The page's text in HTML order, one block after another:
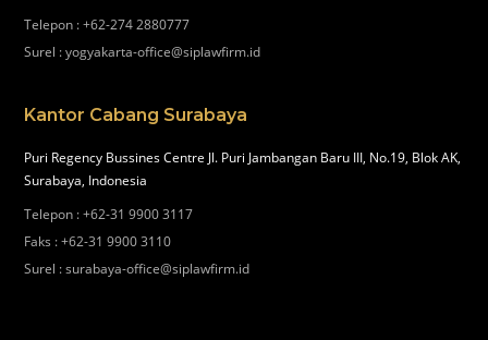
Telepon :+62-274 2880777
Surel :yogyakarta-office@siplawfirm.id
Kantor Cabang Surabaya
Puri Regency Bussines Centre Jl. Puri Jambangan Baru III, No.19, Blok AK,
Surabaya, Indonesia
Telepon :+62-31 9900 3117
Faks :+62-31 9900 3110
Surel :surabaya-office@siplawfirm.id